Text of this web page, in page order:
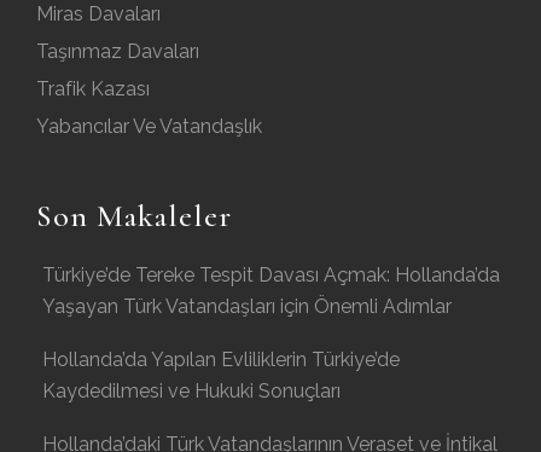
Miras Davaları
Taşınmaz Davaları
Trafik Kazası
Yabancılar Ve Vatandaşlık
Son Makaleler
Türkiye’de Tereke Tespit Davası Açmak: Hollanda’da
Yaşayan Türk Vatandaşları için Önemli Adımlar
Hollanda’da Yapılan Evliliklerin Türkiye’de
Kaydedilmesi ve Hukuki Sonuçları
Hollanda’daki Türk Vatandaşlarının Veraset ve İntikal